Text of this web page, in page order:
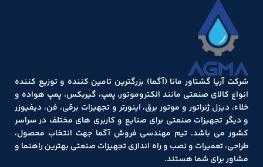
شرکت آریا گشتاور مانا (آگما) بزرگترین تامین کننده و توزیع کننده
انواع کالای صنعتی مانند الکتروموتور، پمپ، گیربکس، پمپ هواده و
خلاء، دیزل ژنراتور و موتور برق، اینورتر و تجهیزات برقی، فن، دیفیوزر
و دیگر تجهیزات صنعتی برای صنایع و کاربری های مختلف در سراسر
کشور می باشد. تیم مهندسی فروش آگما جهت انتخاب محصول،
طراحی، تعمیرات و نصب و راه اندازی تجهیزات صنعتی بهترین راهنما و
مشاور برای شما هستند.